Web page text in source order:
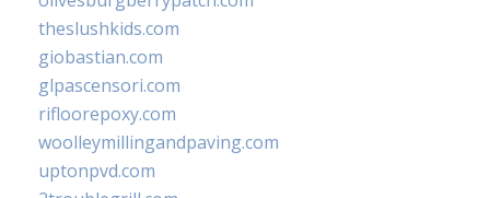
theslushkids.com
giobastian.com
glpascensori.com
rifloorepoxy.com
woolleymillingandpaving.com
uptonpvd.com